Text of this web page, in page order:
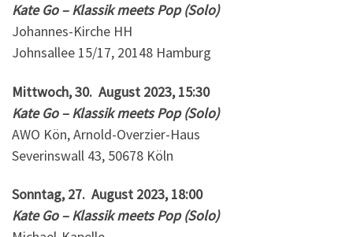
Kate Go – Klassik meets Pop (Solo)
Johannes-Kirche HH
Johnsallee 15/17, 20148 Hamburg
Mittwoch, 30. August 2023, 15:30
Kate Go – Klassik meets Pop (Solo)
AWO Kön, Arnold-Overzier-Haus
Severinswall 43, 50678 Köln
Sonntag, 27. August 2023, 18:00
Kate Go – Klassik meets Pop (Solo)